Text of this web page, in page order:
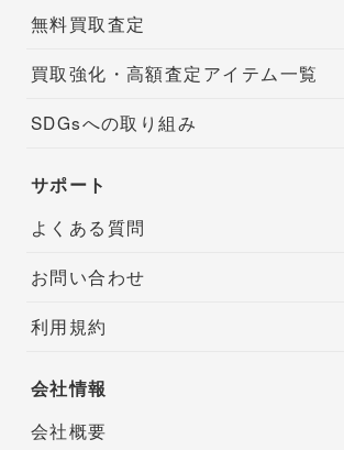
無料買取査定
買取強化・高額査定アイテム一覧
SDGsへの取り組み
サポート
よくある質問
お問い合わせ
利用規約
会社情報
会社概要